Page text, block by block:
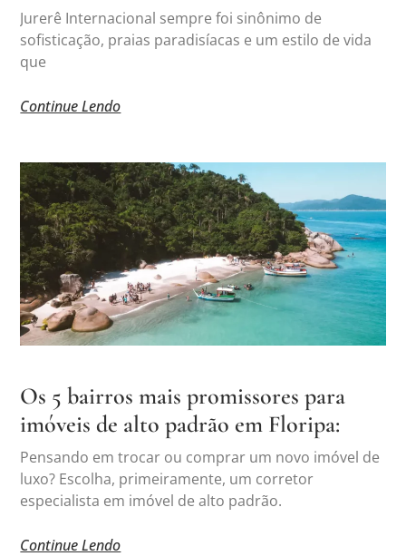
Jurerê Internacional sempre foi sinônimo de
sofisticação, praias paradisíacas e um estilo de vida
que
Continue Lendo
Os 5 bairros mais promissores para
imóveis de alto padrão em Floripa:
Pensando em trocar ou comprar um novo imóvel de
luxo? Escolha, primeiramente, um corretor
especialista em imóvel de alto padrão.
Continue Lendo